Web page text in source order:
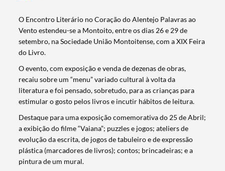
O Encontro Literário no Coração do Alentejo Palavras ao
Vento estendeu-se a Montoito, entre os dias 26 e 29 de
setembro, na Sociedade União Montoitense, com a XIX Feira
do Livro.
O evento, com exposição e venda de dezenas de obras,
recaiu sobre um “menu” variado cultural à volta da
literatura e foi pensado, sobretudo, para as crianças para
estimular o gosto pelos livros e incutir hábitos de leitura.
Destaque para uma exposição comemorativa do 25 de Abril;
a exibição do filme “Vaiana”; puzzles e jogos; ateliers de
evolução da escrita, de jogos de tabuleiro e de expressão
plástica (marcadores de livros); contos; brincadeiras; e a
pintura de um mural.